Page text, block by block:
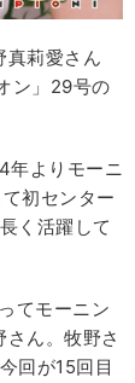
真莉愛さん
ン」29号の
年よりモーニ
初センター
く活躍して
てモーニン
ん。牧野さ
回が15回目